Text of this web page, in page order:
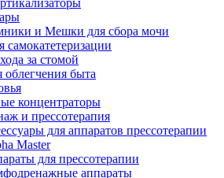
и Мешки для сбора мочи
самокатетеризации
за стомой
облегчения быта
концентраторы
и прессотерапия
для аппаратов прессотерапии
Master
для прессотерапии
аппараты